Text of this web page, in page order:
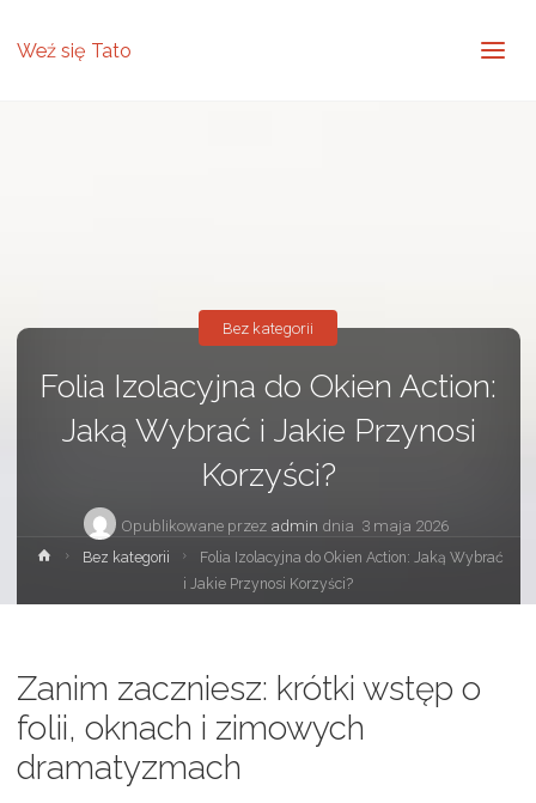
Weź się Tato
Folia Izolacyjna do Okien Action:
Jaką Wybrać i Jakie Przynosi
Korzyści?
Opublikowane przez admin dnia 3 maja 2026
Bez kategorii
StronaBez kategorii
Folia Izolacyjna do Okien Action: Jaką Wybrać
i Jakie Przynosi Korzyści?
Zanim zaczniesz: krótki wstęp o
folii, oknach i zimowych
dramatyzmach